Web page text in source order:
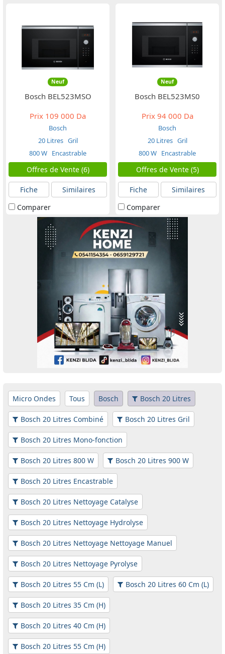
Neuf
Bosch BEL523MSO
Prix 109 000 Da
Bosch
20 Litres Gril
800 W Encastrable
Offres de Vente (6)
Fiche
Similaires
Comparer
Neuf
Bosch BEL523MS0
Prix94 000 Da
Bosch
20 Litres Gril
800 W Encastrable
Offres de Vente (5)
Fiche
Similaires
Comparer
Micro Ondes Tous Bosch Bosch 20 Litres
Bosch 20 Litres Combiné Bosch 20 Litres Gril
Bosch 20 Litres Mono-fonction
Bosch 20 Litres 800 W Bosch 20 Litres 900 W
Bosch 20 Litres Encastrable
Bosch 20 Litres Nettoyage Catalyse
Bosch 20 Litres Nettoyage Hydrolyse
Bosch 20 Litres Nettoyage Nettoyage Manuel
Bosch 20 Litres Nettoyage Pyrolyse
Bosch 20 Litres 55 Cm (L) Bosch 20 Litres 60 Cm (L)
Bosch 20 Litres 35 Cm (H)
Bosch 20 Litres 40 Cm (H)
Bosch 20 Litres 55 Cm (H)